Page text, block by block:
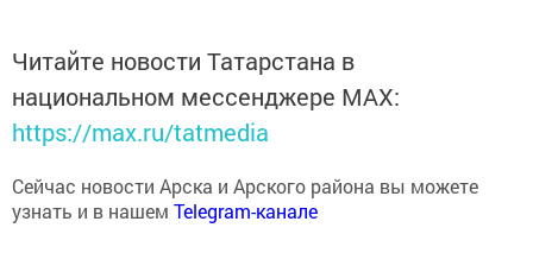
Читайте новости Татарстана в
национальном мессенджере MАХ:
https://max.ru/tatmedia
Сейчас новости Арска и Арского района вы можете
узнать и в нашем Telegram-канале